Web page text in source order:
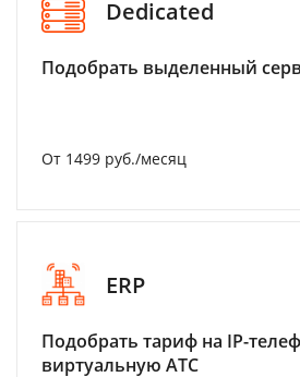
Dedicated
Подобрать выделенный
От 1499 руб./месяц
ERP
Подобрать тариф на IP-
виртуальную АТС